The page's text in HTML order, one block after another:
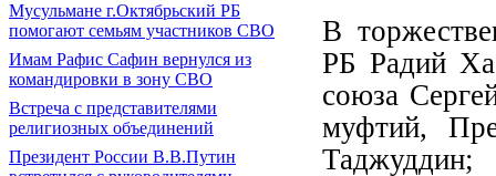
Мусульмане г.Октябрьский РБ
помогают семьям участников СВО
Имам Рафис Сафин вернулся из
командировки в зону СВО
Встреча с представителями
религиозных объединений
Президент России В.В.Путин
В
РБ Радий
союза
муфтий,